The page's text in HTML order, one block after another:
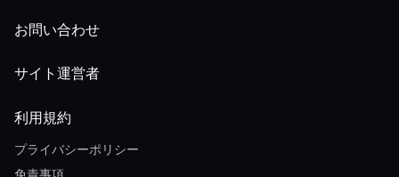
お問い合わせ
サイト運営者
利用規約
プライバシーポリシー